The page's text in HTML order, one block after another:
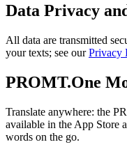
Data Privacy
All data are transmitted
your texts; see ourPrivacy
PROMT.One
Translate anywhere: the
available in the App Store
words on the go.